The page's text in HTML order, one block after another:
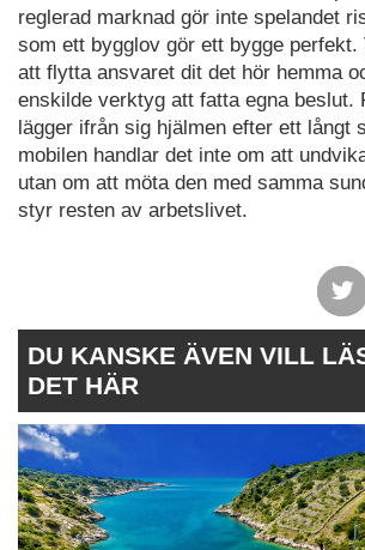
reglerad marknad gör inte spelandet
som ett bygglov gör ett bygge perfekt.
att flytta ansvaret dit det hör hemma
enskilde verktyg att fatta egna beslut.
lägger ifrån sig hjälmen efter ett långt
mobilen handlar det inte om att
utan om att möta den med samma
styr resten av arbetslivet.
DU KANSKE ÄVEN VILL
DET HÄR